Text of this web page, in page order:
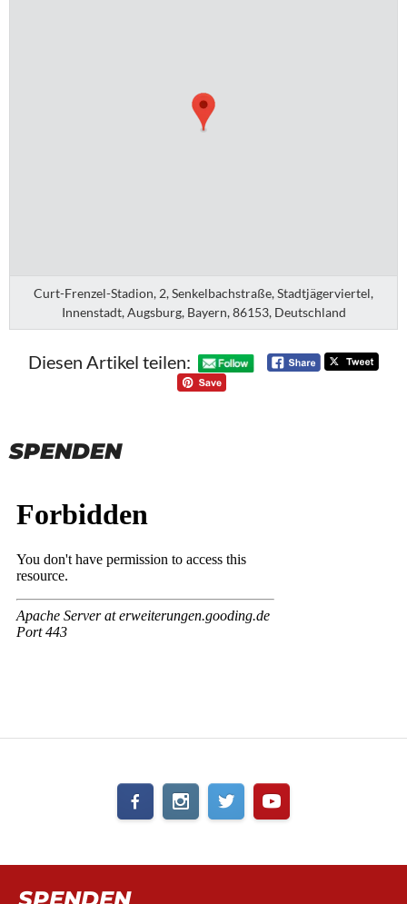
Curt-Frenzel-Stadion, 2, Senkelbachstraße, Stadtjägerviertel,
Innenstadt, Augsburg, Bayern, 86153, Deutschland
Diesen Artikel teilen:
SPENDEN
SPENDEN